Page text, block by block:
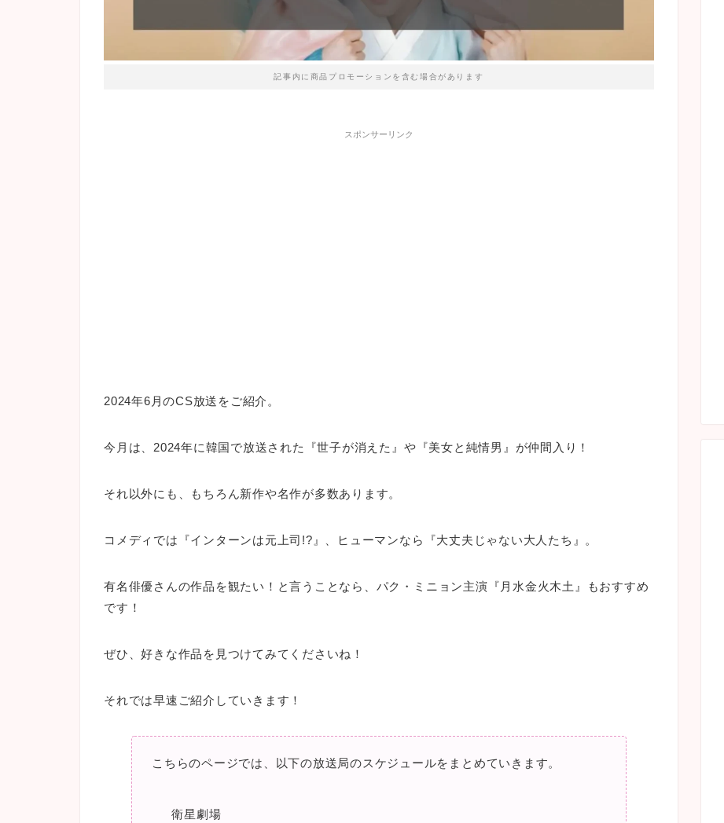
記事内に商品プロモーションを含む場合があります
スポンサーリンク
2024年6月のCS放送をご紹介。
今月は、2024年に韓国で放送された『世子が消えた』や『美女と純情男』が仲間入り！
それ以外にも、もちろん新作や名作が多数あります。
コメディでは『インターンは元上司!?』、ヒューマンなら『大丈夫じゃない大人たち』。
有名俳優さんの作品を観たい！と言うことなら、パク・ミニョン主演『月水金火木土』もおすすめ
です！
ぜひ、好きな作品を見つけてみてくださいね！
それでは早速ご紹介していきます！
こちらのページでは、以下の放送局のスケジュールをまとめていきます。
衛星劇場